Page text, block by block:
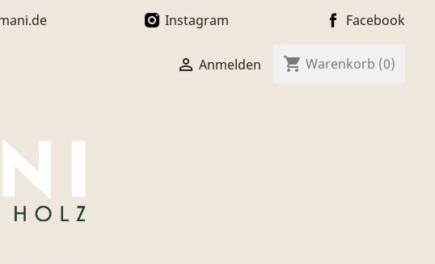
Instagram Facebook
 Anmelden shopping_cart Warenkorb (0)